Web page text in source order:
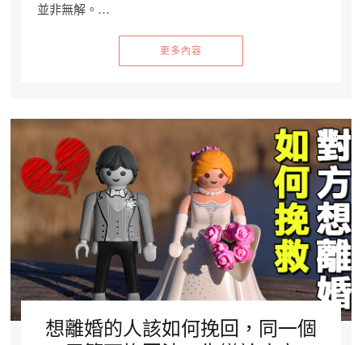
並非無解。…
更多內容
想離婚的人該如何挽回，同一個